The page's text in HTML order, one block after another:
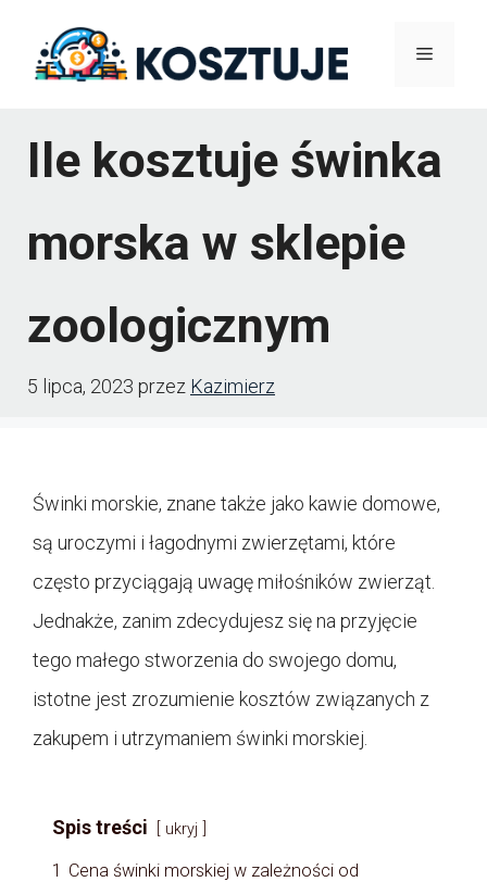
Menu
Ile kosztuje świnka
morska w sklepie
zoologicznym
5 lipca, 2023 przez Kazimierz
Świnki morskie, znane także jako kawie domowe,
są uroczymi i łagodnymi zwierzętami, które
często przyciągają uwagę miłośników zwierząt.
Jednakże, zanim zdecydujesz się na przyjęcie
tego małego stworzenia do swojego domu,
istotne jest zrozumienie kosztów związanych z
zakupem i utrzymaniem świnki morskiej.
Spis treści ukryj
1 Cena świnki morskiej w zależności od